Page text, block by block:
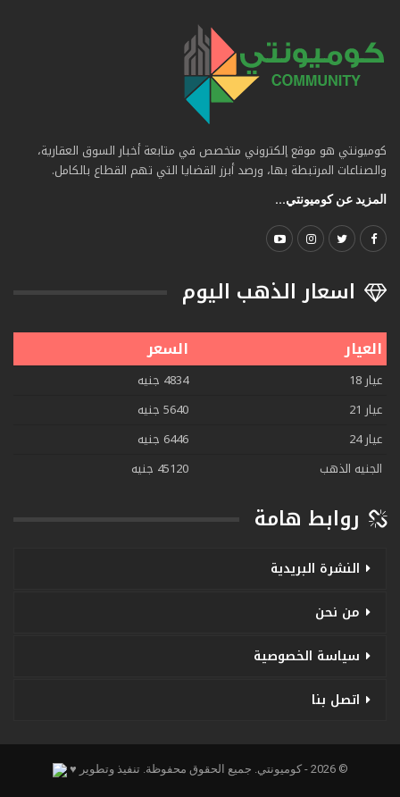
كوميونتي هو موقع إلكتروني متخصص في متابعة أخبار السوق العقارية،
والصناعات المرتبطة بها، ورصد أبرز القضايا التي تهم القطاع بالكامل.
المزيد عن كوميونتي...
اسعار الذهب اليوم
العيار السعر
عيار 18
4834 جنيه
عيار 21
5640 جنيه
عيار 24
6446 جنيه
الجنيه الذهب
45120 جنيه
روابط هامة
النشرة البريدية
من نحن
سياسة الخصوصية
اتصل بنا
© 2026 - كوميونتي. جميع الحقوق محفوظة. تنفيذ وتطوير ♥